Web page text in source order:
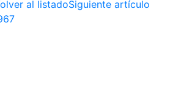
al listadoSiguiente artículo